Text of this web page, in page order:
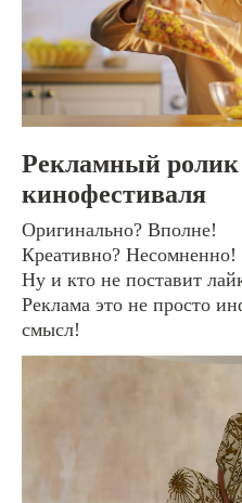
Рекламный ролик
кинофестиваля
Оригинально? Вполне!
Креативно? Несомненно!
Ну и кто не поставит
Реклама это не просто
смысл!